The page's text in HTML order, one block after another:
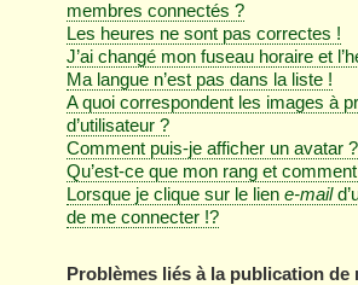
membres connectés ?
Les heures ne sont pas correctes !
J’ai changé mon fuseau horaire et
Ma langue n’est pas dans la liste !
A quoi correspondent les images à
d’utilisateur ?
Comment puis-je afficher un avatar ?
Qu’est-ce que mon rang et
Lorsque je clique sur le lien e-mail
de me connecter !?
Problèmes liés à la publication de